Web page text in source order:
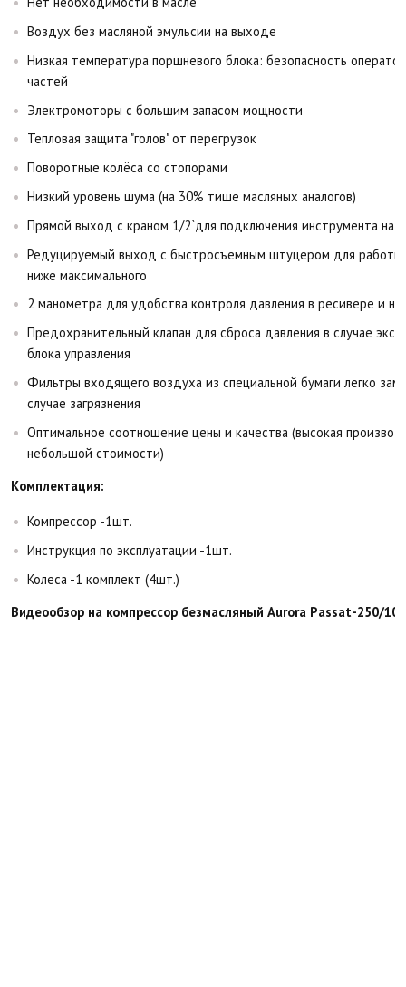
Воздух без масляной эмульсии на выходе
Низкая температура поршневого блока: безопасность
частей
Электромоторы с большим запасом мощности
Тепловая защита "голов" от перегрузок
Поворотные колёса со стопорами
Низкий уровень шума (на 30% тише масляных аналогов)
Прямой выход с краном 1/2`для подключения инструмента на
Редуцируемый выход с быстросъемным штуцером для работы
ниже максимального
2 манометра для удобства контроля давления в ресивере и
Предохранительный клапан для сброса давления в случае
блока управления
Фильтры входящего воздуха из специальной бумаги легко
случае загрязнения
Оптимальное соотношение цены и качества (высокая
небольшой стоимости)
Комплектация:
Компрессор -1шт.
Инструкция по эксплуатации -1шт.
Колеса -1 комплект (4шт.)
Видеообзор на компрессор безмасляный Aurora Passat-250/